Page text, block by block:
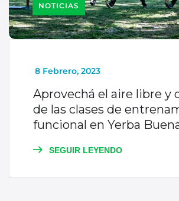
NOTICIAS
_
8 Febrero, 2023
Aprovechá el aire libre y
de las clases de
funcional en Yerba
SEGUIR LEYENDO